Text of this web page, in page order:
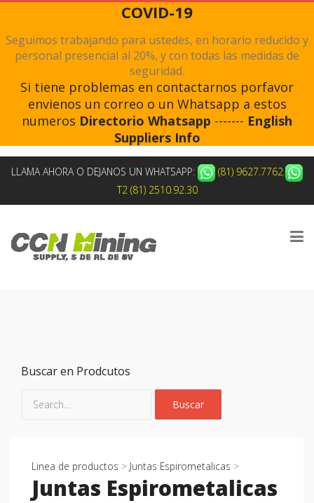
COVID-19
Seguimos trabajando para ustedes, en horario reducido y
personal presencial al 20%, y con todas las medidas de
seguridad.
Si tiene problemas en contactarnos porfavor
envienos un correo o un Whatsapp a estos
numeros Directorio Whatsapp ------- English
Suppliers Info
LLAMA AHORA O DEJANOS UN WHATSAPP: (81) 9627.7762,
T2 (81) 2510.92.30
Buscar en Prodcutos
Linea de productos > Juntas Espirometalicas >
Juntas Espirometalicas